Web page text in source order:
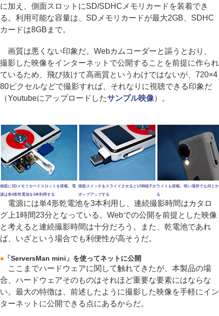
に加え、側面スロットにSD/SDHCメモリカードを装着でき
る。利用可能な容量は、SDメモリカードが最大2GB、SDHC
カードは8GBまで。
画質は悪くない印象だ。Webカムコーダーと謳うとおり、
撮影した映像をインターネットで公開することを前提に作られ
ているため、飛び抜けて高画質というわけではないが、720×4
80ピクセルなどで撮影すれば、それなりに視聴できる印象だ
（Youtubeにアップロードしたサンプル映像）。
側面にSDメモリカードスロットを搭載。電
源は単4形乾電池を3本利用する
側面スイッチをスライドさせるとUSB端子が
ポップアップする
ライトも搭載。暗い場所でも何と
る
電源には単4形乾電池を3本利用し、連続撮影時間はカタロ
グ上1時間23分となっている。Webでの公開を前提とした映像
と考えると連続撮影時間は十分だろう。また、乾電池であれ
ば、いざという場合でも利便性が高そうだ。
● 「ServersMan mini」を使ってネットに公開
ここまでハードウェアに関して触れてきたが、本製品の場
合、ハードウェアそのものはそれほど重要な要素にはならな
い。最大の特徴は、前述したように撮影した映像を手軽にイン
ターネットに公開できる点にあるからだ。